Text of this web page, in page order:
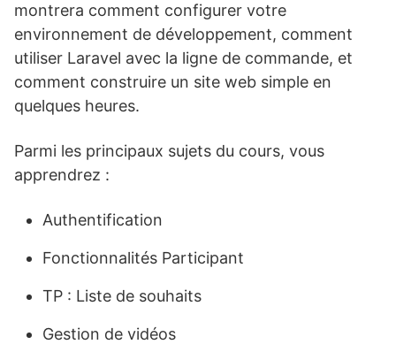
montrera comment configurer votre
environnement de développement, comment
utiliser Laravel avec la ligne de commande, et
comment construire un site web simple en
quelques heures.
Parmi les principaux sujets du cours, vous
apprendrez :
Authentification
Fonctionnalités Participant
TP : Liste de souhaits
Gestion de vidéos